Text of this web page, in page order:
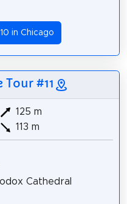
in Chicago
#11
125 m
113 m
Cathedral